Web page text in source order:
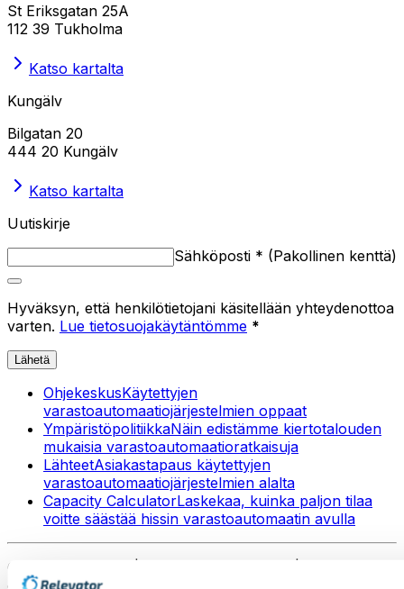
St Eriksgatan 25A
112 39 Tukholma
Katso kartalta
Kungälv
Bilgatan 20
444 20 Kungälv
Katso kartalta
Uutiskirje
Sähköposti * (Pakollinen kenttä)
Hyväksyn, että henkilötietojani käsitellään yhteydenottoa
varten. Lue tietosuojakäytäntömme *
Lähetä
OhjekeskusKäytettyjen
varastoautomaatiojärjestelmien oppaat
YmpäristöpolitiikkaNäin edistämme kiertotalouden
mukaisia varastoautomaatioratkaisuja
LähteetAsiakastapaus käytettyjen
varastoautomaatiojärjestelmien alalta
Capacity CalculatorLaskekaa, kuinka paljon tilaa
voitte säästää hissin varastoautomaatin avulla
Copyright © 2025 | Relevator Sverige AB | Kaikki
oikeudet pidätetään |